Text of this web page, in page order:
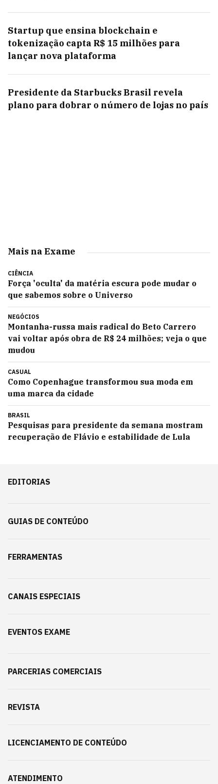
Startup que ensina blockchain e
tokenização capta R$ 15 milhões para
lançar nova plataforma
Presidente da Starbucks Brasil revela
plano para dobrar o número de lojas no país
Mais na Exame
CIÊNCIA
Força 'oculta' da matéria escura pode mudar o
que sabemos sobre o Universo
NEGÓCIOS
Montanha-russa mais radical do Beto Carrero
vai voltar após obra de R$ 24 milhões; veja o que
mudou
CASUAL
Como Copenhague transformou sua moda em
uma marca da cidade
BRASIL
Pesquisas para presidente da semana mostram
recuperação de Flávio e estabilidade de Lula
EDITORIAS
GUIAS DE CONTEÚDO
FERRAMENTAS
CANAIS ESPECIAIS
EVENTOS EXAME
PARCERIAS COMERCIAIS
REVISTA
LICENCIAMENTO DE CONTEÚDO
ATENDIMENTO